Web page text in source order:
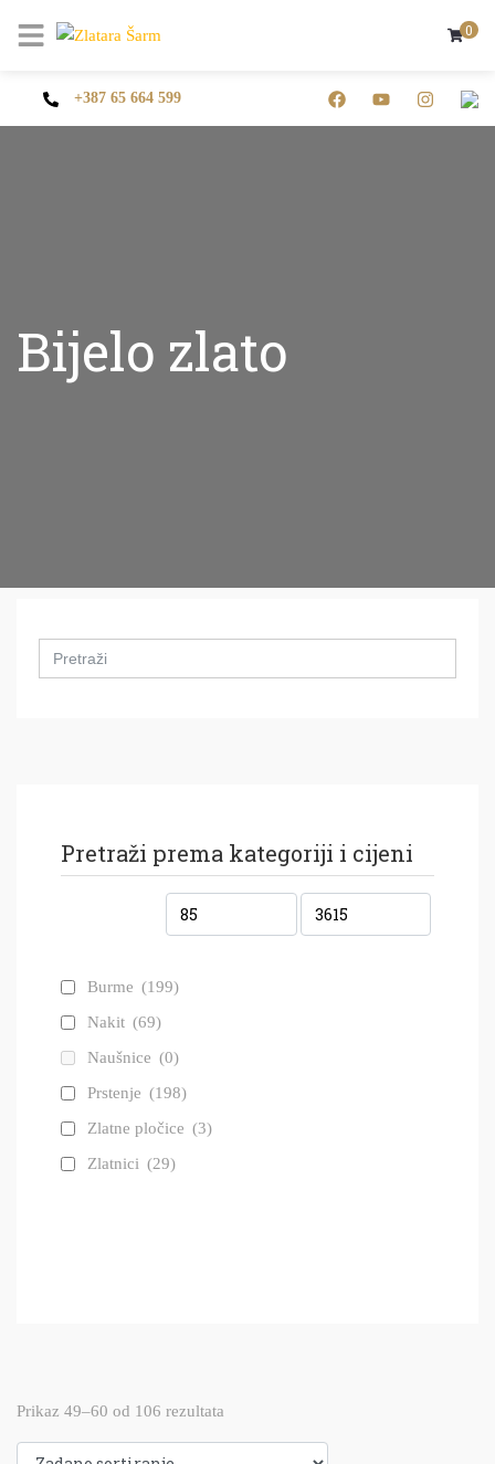
+387 65 664 599
Bijelo zlato
0
Prikaz 49–60 od 106 rezultata
Search
for:
Pretraži prema kategoriji i cijeni
Burme (199)
Nakit (69)
Naušnice (0)
Prstenje (198)
Zlatne pločice (3)
Zlatnici (29)